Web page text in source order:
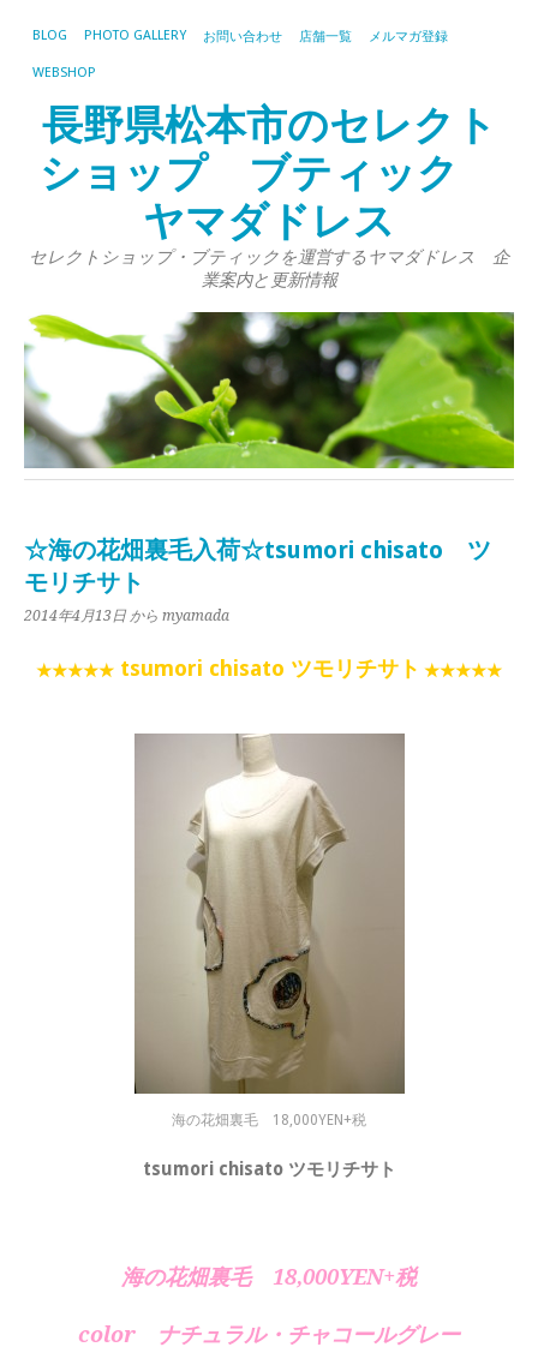
BLOG PHOTO GALLERY お問い合わせ 店舗一覧 メルマガ登録
WEBSHOP
長野県松本市のセレクト
ショップ ブティック
ヤマダドレス
セレクトショップ・ブティックを運営するヤマダドレス 企
業案内と更新情報
☆海の花畑裏毛入荷☆tsumori chisato ツ
モリチサト
2014年4月13日 から myamada
★★★★★ tsumori chisato ツモリチサト ★★★★★
海の花畑裏毛 18,000YEN+税
tsumori chisato ツモリチサト
海の花畑裏毛 18,000YEN+税
color ナチュラル・チャコールグレー